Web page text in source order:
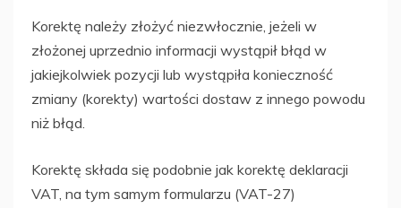
Korektę należy złożyć niezwłocznie, jeżeli w
złożonej uprzednio informacji wystąpił błąd w
jakiejkolwiek pozycji lub wystąpiła konieczność
zmiany (korekty) wartości dostaw z innego powodu
niż błąd.
Korektę składa się podobnie jak korektę deklaracji
VAT, na tym samym formularzu (VAT-27)